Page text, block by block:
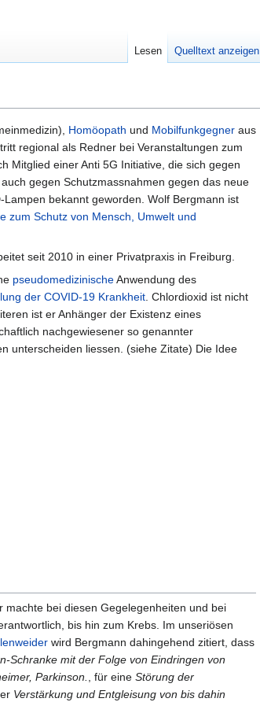
Homöopath und Mobilfunkgegner aus
regional als Redner bei Veranstaltungen zum
Mitglied einer Anti 5G Initiative, die sich gegen
gegen Schutzmassnahmen gegen das neue
bekannt geworden. Wolf Bergmann ist
zum Schutz von Mensch, Umwelt und
seit 2010 in einer Privatpraxis in Freiburg.
pseudomedizinischeAnwendung des
der COVID-19 Krankheit. Chlordioxid ist nicht
ist er Anhänger der Existenz eines
nachgewiesener so genannter
unterscheiden liessen. (siehe Zitate) Die Idee
machte bei diesen Gegelegenheiten und bei
bis hin zum Krebs. Im unseriösen
wird Bergmann dahingehend zitiert, dass
Schranke mit der Folge von Eindringen von
Parkinson., für eine Störung der
Verstärkung und Entgleisung von bis dahin
Lesen Quelltext anzeigen